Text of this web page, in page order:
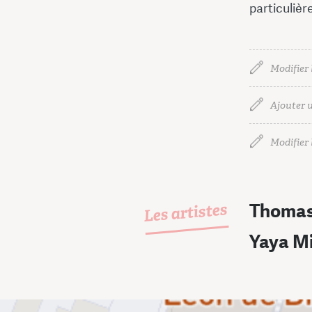
Modifier
Ajouter
Modifier
Les artistes
Yaya